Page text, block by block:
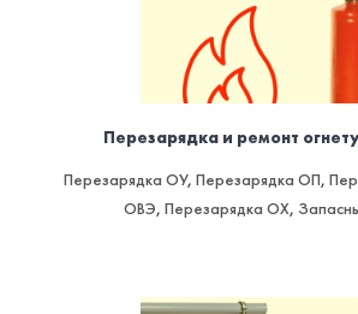
Перезарядка и ремонт
Перезарядка ОУ, Перезарядка ОП,
ОВЭ, Перезарядка ОХ,